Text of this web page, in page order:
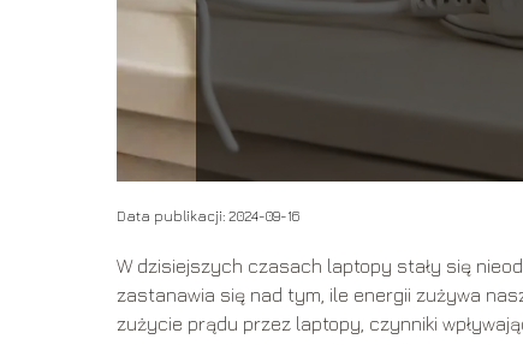
Data publikacji: 2024-09-16
W dzisiejszych czasach laptopy stały się
zastanawia się nad tym, ile energii zużywa
zużycie prądu przez laptopy, czynniki